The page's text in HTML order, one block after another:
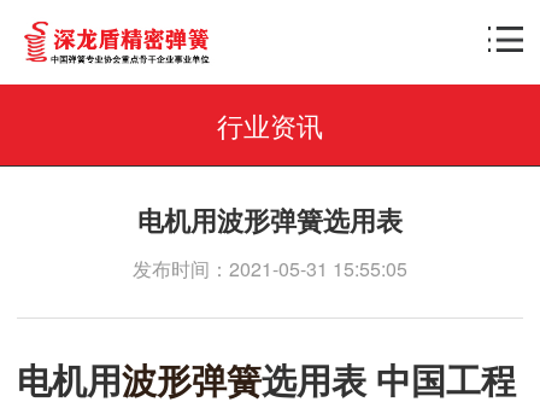
行业资讯
电机用波形弹簧选用表
发布时间：2021-05-31 15:55:05
电机用波形弹簧选用表 中国工程